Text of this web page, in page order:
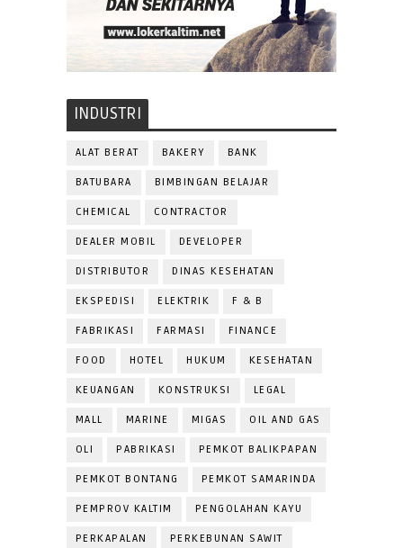
INDUSTRI
ALAT BERAT BAKERY BANK
BATUBARA BIMBINGAN BELAJAR
CHEMICAL CONTRACTOR
DEALER MOBIL DEVELOPER
DISTRIBUTOR DINAS KESEHATAN
EKSPEDISI ELEKTRIK F & B
FABRIKASI FARMASI FINANCE
FOOD HOTEL HUKUM KESEHATAN
KEUANGAN KONSTRUKSI LEGAL
MALL MARINE MIGAS OIL AND GAS
OLI PABRIKASI PEMKOT BALIKPAPAN
PEMKOT BONTANG PEMKOT SAMARINDA
PEMPROV KALTIM PENGOLAHAN KAYU
PERKAPALAN PERKEBUNAN SAWIT